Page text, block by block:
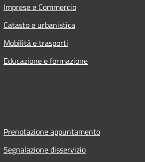
Imprese e Commercio
Catasto e urbanistica
Mobilità e trasporti
Educazione e formazione
Prenotazione appuntamento
Segnalazione disservizio